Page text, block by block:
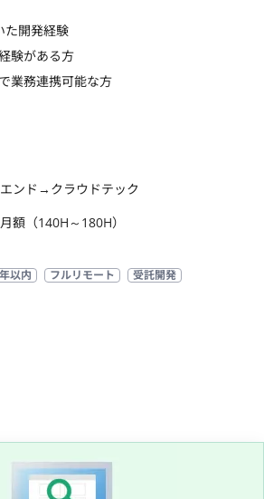
た開発経験
験がある方
業務連携可能な方
エンド→クラウドテック
月額（140H～180H）
以内 フルリモート 受託開発